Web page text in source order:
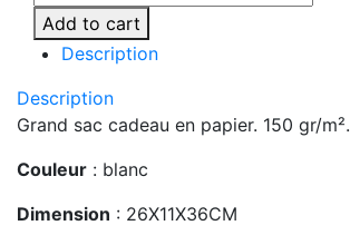
Add to cart
Description
Description
Grand sac cadeau en papier. 150 gr/m².
Couleur : blanc
Dimension : 26X11X36CM